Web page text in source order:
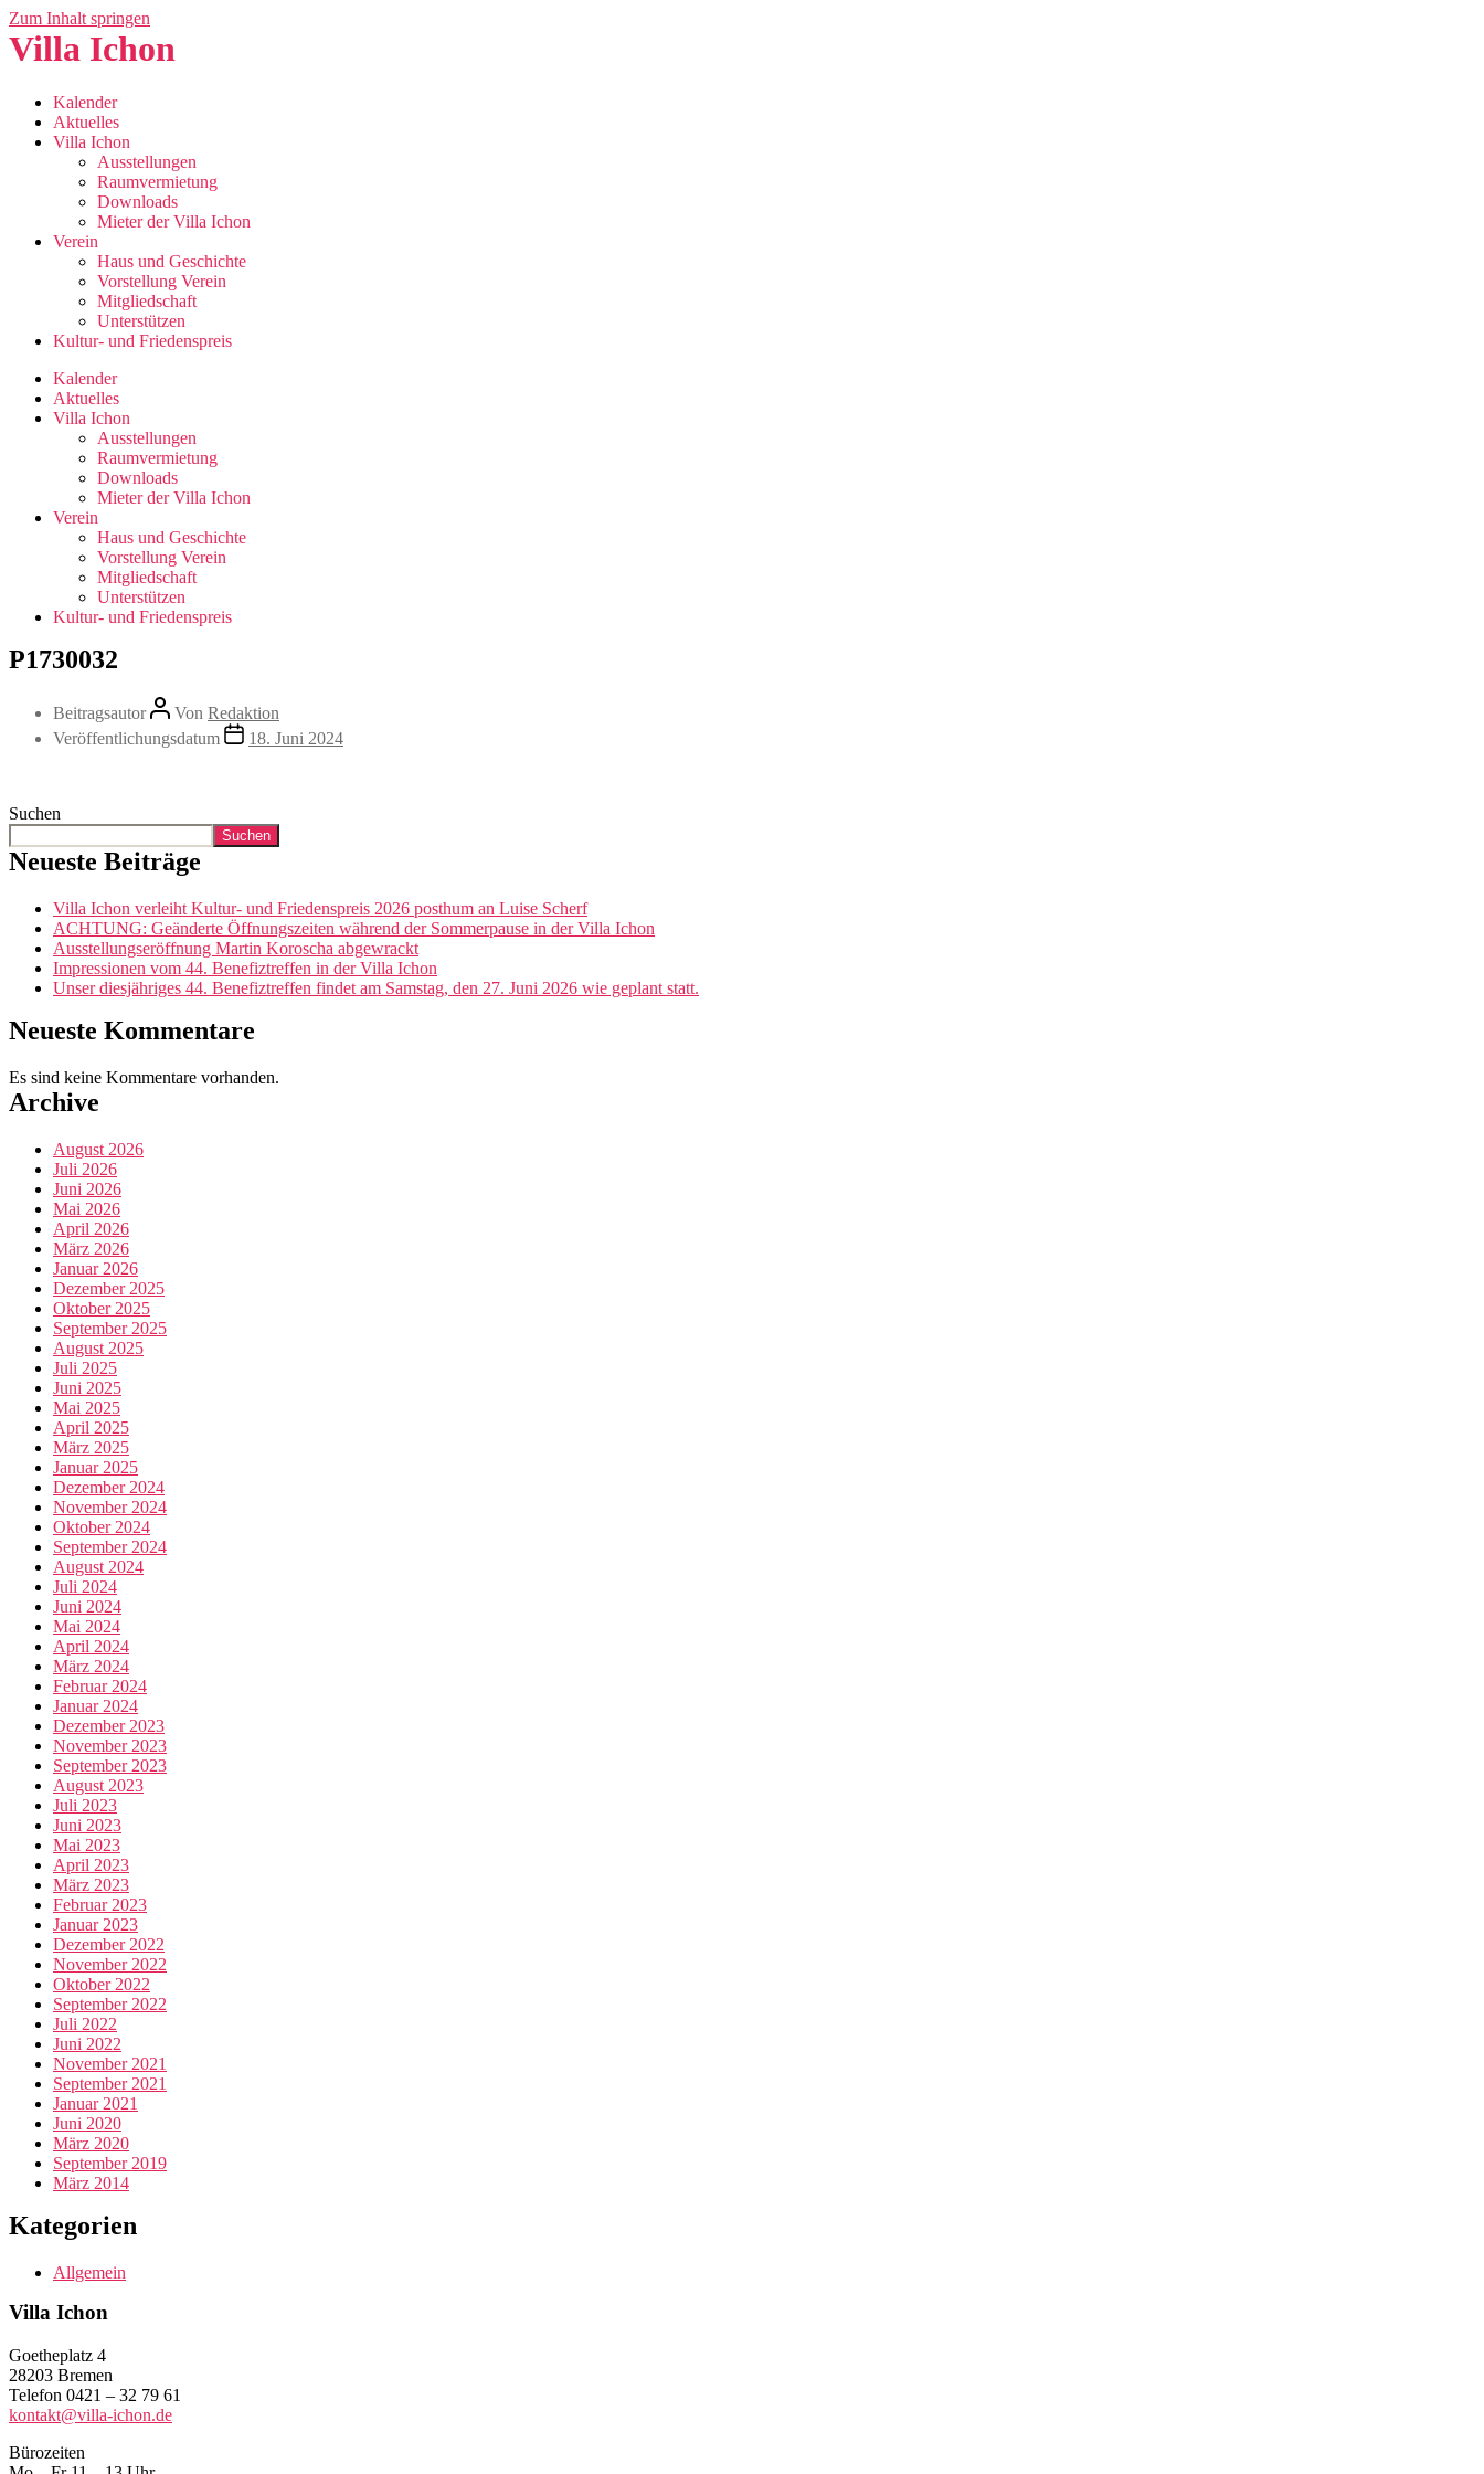
Zum Inhalt springen
Villa Ichon
Kalender
Aktuelles
Villa Ichon
Ausstellungen
Raumvermietung
Downloads
Mieter der Villa Ichon
Verein
Haus und Geschichte
Vorstellung Verein
Mitgliedschaft
Unterstützen
Kultur- und Friedenspreis
Kalender
Aktuelles
Villa Ichon
Ausstellungen
Raumvermietung
Downloads
Mieter der Villa Ichon
Verein
Haus und Geschichte
Vorstellung Verein
Mitgliedschaft
Unterstützen
Kultur- und Friedenspreis
P1730032
Beitragsautor Von Redaktion
Veröffentlichungsdatum
18. Juni 2024
Suchen
Suchen
Neueste Beiträge
Villa Ichon verleiht Kultur- und Friedenspreis 2026 posthum an Luise Scherf
ACHTUNG: Geänderte Öffnungszeiten während der Sommerpause in der Villa Ichon
Ausstellungseröffnung Martin Koroscha abgewrackt
Impressionen vom 44. Benefiztreffen in der Villa Ichon
Unser diesjähriges 44. Benefiztreffen findet am Samstag, den 27. Juni 2026 wie geplant statt.
Neueste Kommentare
Es sind keine Kommentare vorhanden.
Archive
August 2026
Juli 2026
Juni 2026
Mai 2026
April 2026
März 2026
Januar 2026
Dezember 2025
Oktober 2025
September 2025
August 2025
Juli 2025
Juni 2025
Mai 2025
April 2025
März 2025
Januar 2025
Dezember 2024
November 2024
Oktober 2024
September 2024
August 2024
Juli 2024
Juni 2024
Mai 2024
April 2024
März 2024
Februar 2024
Januar 2024
Dezember 2023
November 2023
September 2023
August 2023
Juli 2023
Juni 2023
Mai 2023
April 2023
März 2023
Februar 2023
Januar 2023
Dezember 2022
November 2022
Oktober 2022
September 2022
Juli 2022
Juni 2022
November 2021
September 2021
Januar 2021
Juni 2020
März 2020
September 2019
März 2014
Kategorien
Allgemein
Villa Ichon
Goetheplatz 4
28203 Bremen
Telefon 0421 – 32 79 61
kontakt@villa-ichon.de
Bürozeiten